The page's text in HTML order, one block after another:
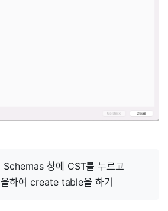
Schemas 창에 CST를 누르고
하여 create table을 하기